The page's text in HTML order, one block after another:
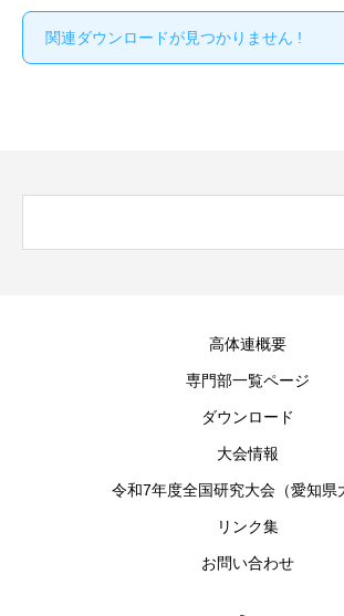
関連ダウンロードが見つかりません !
高体連概要
専門部一覧ページ
ダウンロード
大会情報
令和7年度全国研究大会（愛知県
リンク集
お問い合わせ